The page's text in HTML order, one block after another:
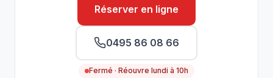
Réserver en ligne
0495 86 08 66
Fermé · Réouvre lundi à 10h